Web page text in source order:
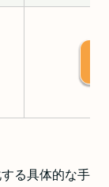
る具体的な手